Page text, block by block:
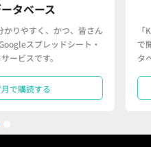
タベース
りやすく、かつ、皆さん
スプレッドシート・
ービスです。
で購読する
で
タ